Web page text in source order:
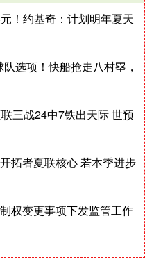
！约基奇：计划明年夏天
选项！快船抢走八村塁，
三战24中7铁出天际 世预
拓者夏联核心 若本季进步
权变更事项下发监管工作